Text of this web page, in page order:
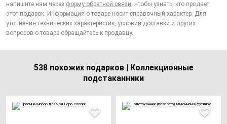
напишите нам через форму обратной связи, чтобы узнать, кто продает
этот подарок. Информация о товаре носит справочный характер. Для
уточнения технических характеристик, условий доставки и других
вопросов о товаре обращайтесь к продавцу.
538 похожих подарков | Коллекционные
подстаканники